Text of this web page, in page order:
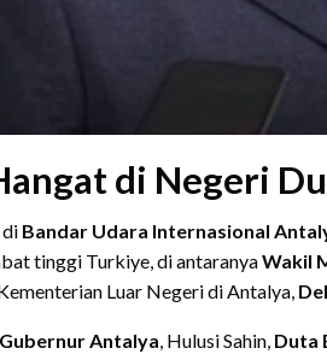
di Negeri
Bandar Udara Internasional
tinggi Turkiye, di antaranyaWakil
Luar Negeri di Antalya,
Gubernur Antalya, Hulusi Sahin, Duta